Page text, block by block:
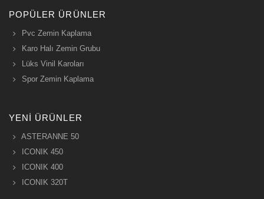
POPÜLER ÜRÜNLER
Pvc Zemin Kaplama
Karo Halı Zemin Grubu
Lüks Vinil Karoları
Spor Zemin Kaplama
YENI ÜRÜNLER
ASTERANNE 50
ICONIK 450
ICONIK 400
ICONIK 320T